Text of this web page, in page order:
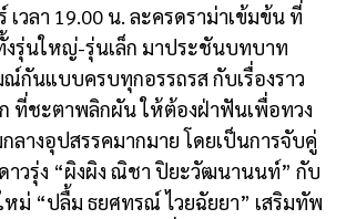
วลา 19.00 น. ละครดราม่าเข้มข้น ที่
รุ่นใหญ่-รุ่นเล็ก มาประชันบทบาท
กันแบบครบทุกอรรถรส กับเรื่องราว
ที่ชะตาพลิกผัน ให้ต้องฝ่าฟันเพื่อทวง
ลางอุปสรรคมากมาย โดยเป็นการจับคู่
าวรุ่ง “ผิงผิง ณิชา ปิยะวัฒนานนท์” กับ
ม่ “ปลื้ม ธยศทรณ์ ไวยฉัยยา” เสริมทัพ